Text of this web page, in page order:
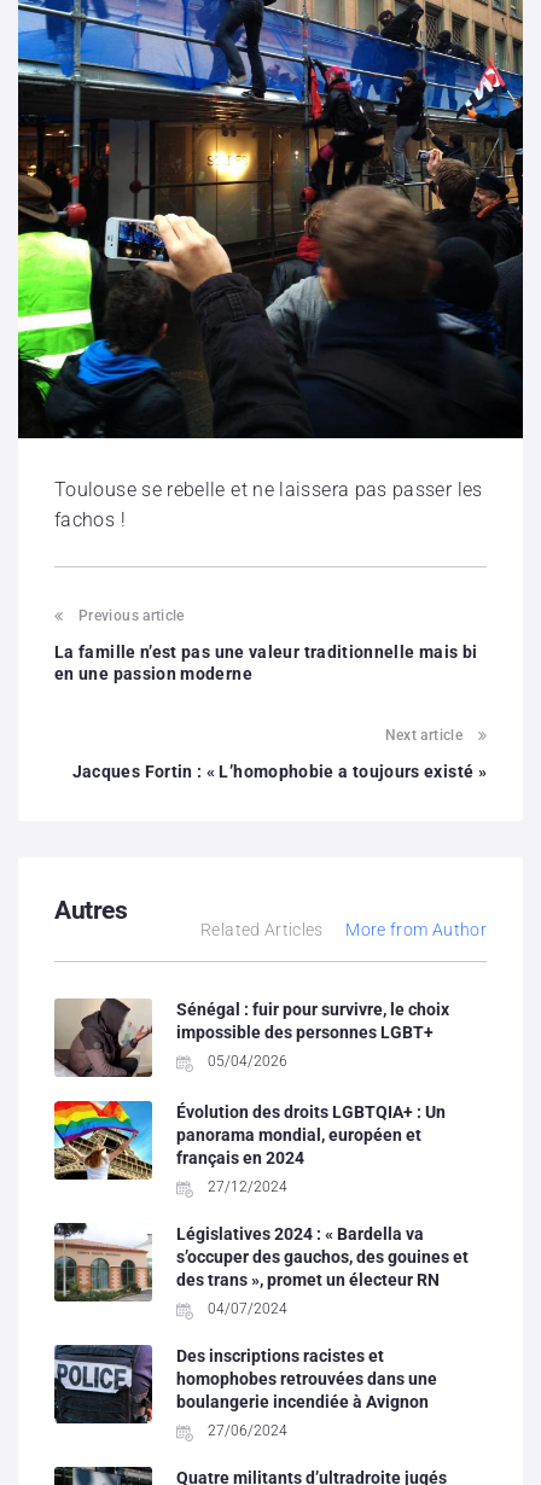
Toulouse se rebelle et ne laissera pas passer les
fachos !
Previous article
La famille n’est pas une valeur traditionnelle mais bi
en une passion moderne
Next article
Jacques Fortin : « L’homophobie a toujours existé »
Autres
Related Articles More from Author
Sénégal : fuir pour survivre, le choix
impossible des personnes LGBT+
05/04/2026
Évolution des droits LGBTQIA+ : Un
panorama mondial, européen et
français en 2024
27/12/2024
Législatives 2024 : « Bardella va
s’occuper des gauchos, des gouines et
des trans », promet un électeur RN
04/07/2024
Des inscriptions racistes et
homophobes retrouvées dans une
boulangerie incendiée à Avignon
27/06/2024
Quatre militants d’ultradroite jugés